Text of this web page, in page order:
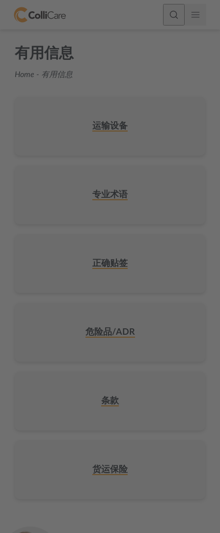
有用信息
Home - 有用信息
运输设备
专业术语
正确贴签
危险品/ADR
条款
货运保险